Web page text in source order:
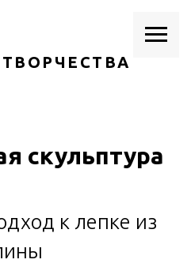
скульптура
к лепке из